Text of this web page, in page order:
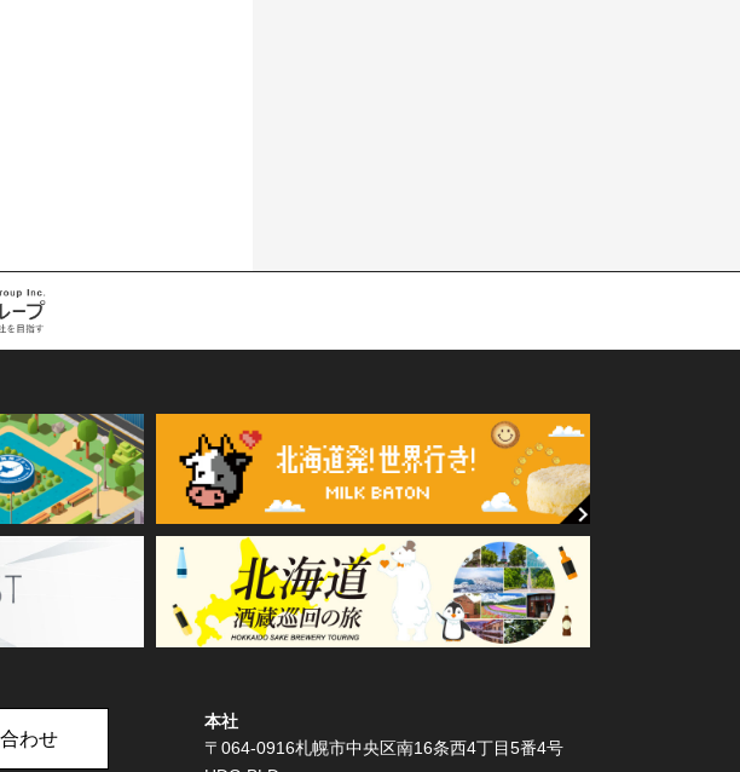
わせ
本社
〒064-0916札幌市中央区南16条西4丁目5番4号